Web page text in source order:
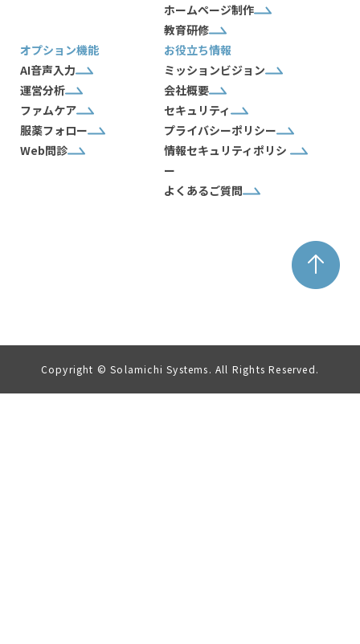
ホームページ制作
教育研修
オプション機能
AI音声入力
運営分析
ファムケア
服薬フォロー
Web問診
お役立ち情報
ミッションビジョン
会社概要
セキュリティ
プライバシーポリシー
情報セキュリティポリシ
ー
よくあるご質問
Copyright © Solamichi Systems. All Rights Reserved.